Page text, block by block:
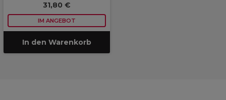
31,80 €
IM ANGEBOT
In den Warenkorb